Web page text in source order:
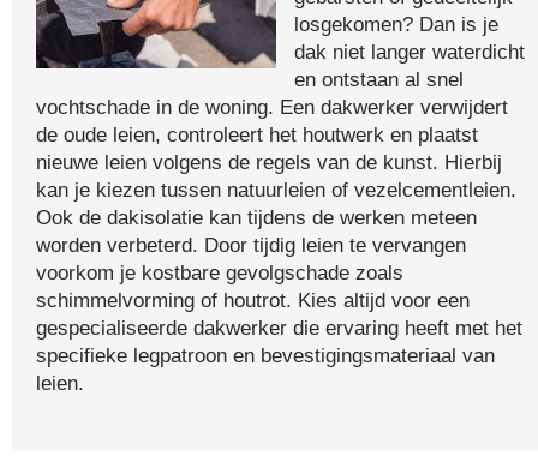
losgekomen? Dan is je
dak niet langer waterdicht
en ontstaan al snel
vochtschade in de woning. Een dakwerker verwijdert
de oude leien, controleert het houtwerk en plaatst
nieuwe leien volgens de regels van de kunst. Hierbij
kan je kiezen tussen natuurleien of vezelcementleien.
Ook de dakisolatie kan tijdens de werken meteen
worden verbeterd. Door tijdig leien te vervangen
voorkom je kostbare gevolgschade zoals
schimmelvorming of houtrot. Kies altijd voor een
gespecialiseerde dakwerker die ervaring heeft met het
specifieke legpatroon en bevestigingsmateriaal van
leien.